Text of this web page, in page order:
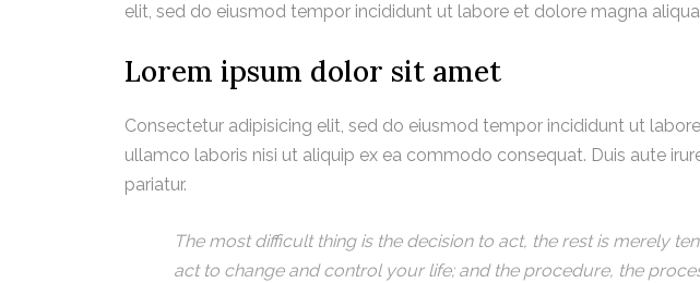
elit, sed do eiusmod tempor incididunt ut labore et dolore magna aliqua
Lorem ipsum dolor sit amet
Consectetur adipisicing elit, sed do eiusmod tempor incididunt ut
ullamco laboris nisi ut aliquip ex ea commodo consequat. Duis aute
pariatur.
The most difficult thing is the decision to act, the rest is merely
act to change and control your life; and the procedure, the